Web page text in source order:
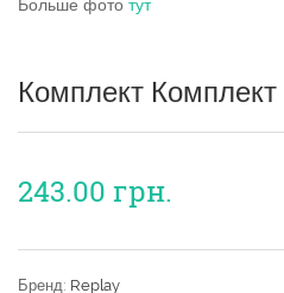
Больше фото тут
Комплект
243.00 грн.
Бренд: Replay